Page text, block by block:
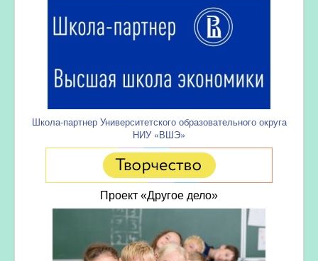
Школа-партнер Университетского образовательного округа
НИУ «ВШЭ»
Проект «Другое дело»